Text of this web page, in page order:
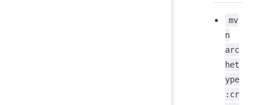
mv
n
arc
het
ype
:cr